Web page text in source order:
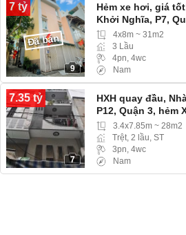
7 tỷ
9
Đã bán
Hẻm xe hơi, giá
Khởi Nghĩa, P7,
4x8m ~ 31m2
3 Lầu
4pn, 4wc
Nam
7.35 tỷ
7
HXH quay đầu,
P12, Quận 3, hẻm
mái 3.4x7.85m ~ 28m2
Trệt, 2 lầu, ST
3pn, 4wc
Nam